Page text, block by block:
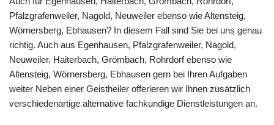
Pfalzgrafenweiler, Nagold, Neuweiler ebenso wie Altensteig,
Wörnersberg, Ebhausen? In diesem Fall sind Sie bei uns genau
richtig. Auch aus Egenhausen, Pfalzgrafenweiler, Nagold,
Neuweiler, Haiterbach, Grömbach, Rohrdorf ebenso wie
Altensteig, Wörnersberg, Ebhausen gern bei Ihren Aufgaben
weiter Neben einer Geistheiler offerieren wir Ihnen zusätzlich
verschiedenartige alternative fachkundige Dienstleistungen an.